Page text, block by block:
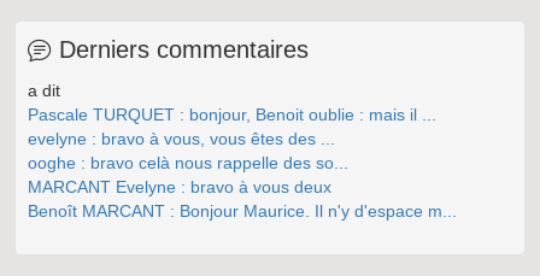
Derniers commentaires
a dit
Pascale TURQUET : bonjour, Benoit oublie : mais il ...
evelyne : bravo à vous, vous êtes des ...
ooghe : bravo celà nous rappelle des so...
MARCANT Evelyne : bravo à vous deux
Benoît MARCANT : Bonjour Maurice. Il n'y d'espace m...